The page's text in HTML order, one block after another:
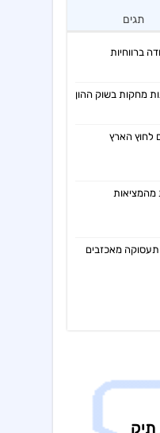
תגים
ברווחיות
מחקות בשוק ההון
לחוץ הארץ
מהמציאות
תעסוקה מאכזבים